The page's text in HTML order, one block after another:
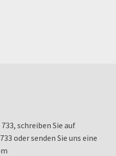
schreiben Sie auf
oder senden Sie uns eine